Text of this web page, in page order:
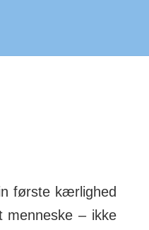
første kær­lighed
– ikke